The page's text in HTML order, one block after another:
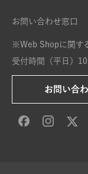
お問い合わせ窓口
※Web Shopに関す
受付時間（平日）
お問い合